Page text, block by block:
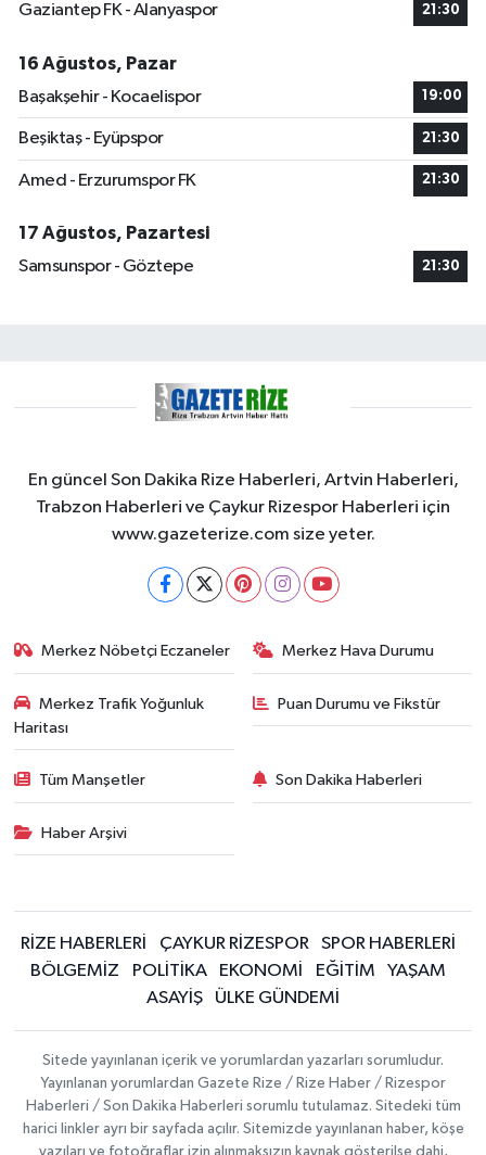
Gaziantep FK - Alanyaspor 21:30
16 Ağustos, Pazar
Başakşehir - Kocaelispor
19:00
Beşiktaş - Eyüpspor 21:30
Amed - Erzurumspor FK 21:30
17 Ağustos, Pazartesi
Samsunspor - Göztepe
21:30
En güncel Son Dakika Rize Haberleri, Artvin Haberleri,
Trabzon Haberleri ve Çaykur Rizespor Haberleri için
www.gazeterize.com size yeter.
Merkez Nöbetçi Eczaneler Merkez Hava Durumu
Merkez Trafik Yoğunluk
Haritası
Puan Durumu ve Fikstür
Tüm Manşetler Son Dakika Haberleri
Haber Arşivi
RİZE HABERLERİ ÇAYKUR RİZESPOR
SPOR HABERLERİ
BÖLGEMİZ
POLİTİKA EKONOMİ EĞİTİM
YAŞAM
ASAYİŞ
ÜLKE GÜNDEMİ
Sitede yayınlanan içerik ve yorumlardan yazarları sorumludur.
Yayınlanan yorumlardan Gazete Rize / Rize Haber / Rizespor
Haberleri / Son Dakika Haberleri sorumlu tutulamaz. Sitedeki tüm
harici linkler ayrı bir sayfada açılır. Sitemizde yayınlanan haber, köşe
yazıları ve fotoğraflar izin alınmaksızın kaynak gösterilse dahi,